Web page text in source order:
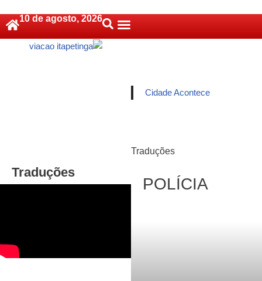
Pular
10 de agosto, 2026
Traduções
Cidade Acontece
Traduções
POLÍCIA